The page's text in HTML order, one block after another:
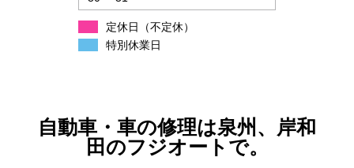
定休日（不定休）
特別休業日
自動車・車の修理は泉州、岸和
田のフジオートで。